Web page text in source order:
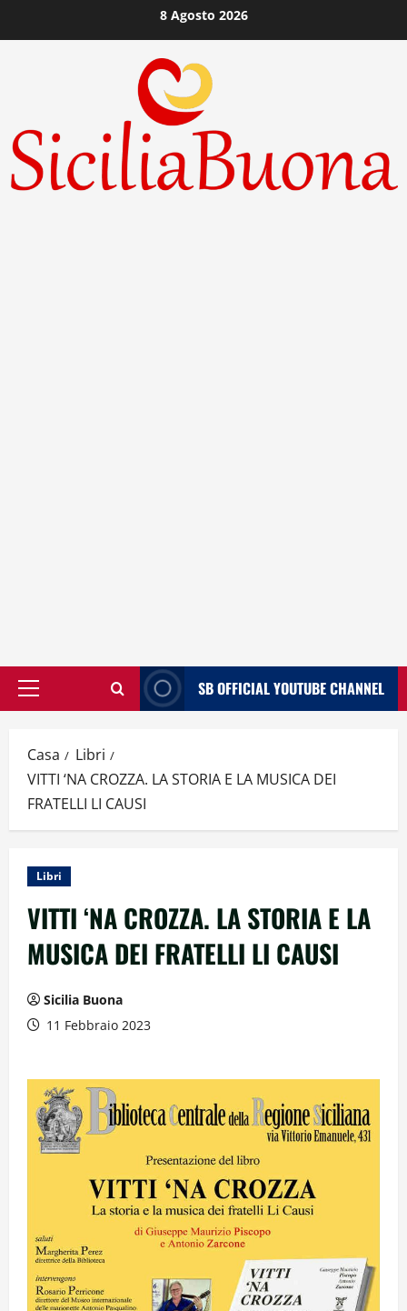
al
8 Agosto 2026
Menù
SB OFFICIAL YOUTUBE CHANNEL
Casa
Libri
VITTI ‘NA CROZZA. LA STORIA E LA MUSICA DEI
FRATELLI LI CAUSI
Libri
VITTI ‘NA CROZZA. LA STORIA E LA
MUSICA DEI FRATELLI LI CAUSI
Sicilia Buona
11 Febbraio 2023